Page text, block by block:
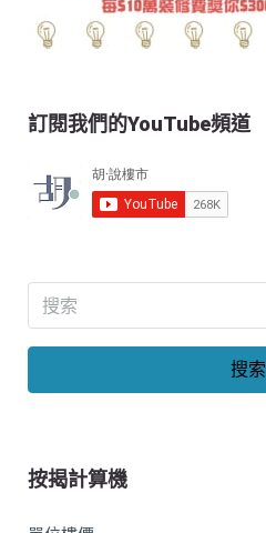
訂閱我們的YouTube頻道
搜索
按揭計算機